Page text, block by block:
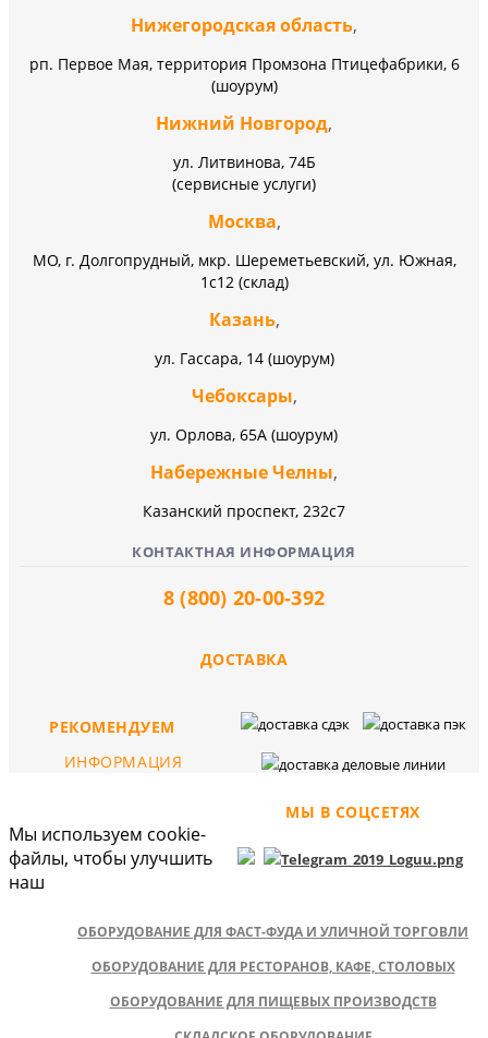
Нижегородская область,
рп. Первое Мая, территория Промзона Птицефабрики, 6
(шоурум)
Нижний Новгород,
ул. Литвинова, 74Б
(сервисные услуги)
Москва,
МО, г. Долгопрудный, мкр. Шереметьевский, ул. Южная,
1с12 (склад)
Казань,
ул. Гассара, 14 (шоурум)
Чебоксары,
ул. Орлова, 65А (шоурум)
Набережные Челны,
Казанский проспект, 232c7
КОНТАКТНАЯ ИНФОРМАЦИЯ
8 (800) 20-00-392
ДОСТАВКА
МЫ В СОЦСЕТЯХ
РЕКОМЕНДУЕМ
ОБОРУДОВАНИЕ ДЛЯ ФАСТ-ФУДА И УЛИЧНОЙ ТОРГОВЛИ
ОБОРУДОВАНИЕ ДЛЯ РЕСТОРАНОВ, КАФЕ, СТОЛОВЫХ
ОБОРУДОВАНИЕ ДЛЯ ПИЩЕВЫХ ПРОИЗВОДСТВ
ИНФОРМАЦИЯ
Мы используем cookie-
файлы, чтобы улучшить
наш